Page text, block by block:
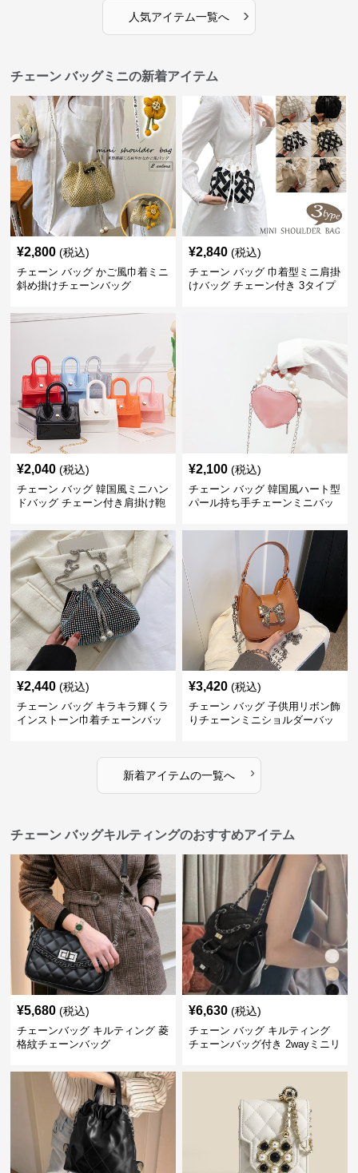
人気アイテム一覧へ ›
チェーン バッグミニの新着アイテム
¥2,800 (税込)
チェーン バッグ かご風巾着ミニ
斜め掛けチェーンバッグ
¥2,840 (税込)
チェーン バッグ 巾着型ミニ肩掛
けバッグ チェーン付き 3タイプ
¥2,040 (税込)
チェーン バッグ 韓国風ミニハン
ドバッグ チェーン付き肩掛け鞄
¥2,100 (税込)
チェーン バッグ 韓国風ハート型
パール持ち手チェーンミニバッ
¥2,440 (税込)
チェーン バッグ キラキラ輝くラ
インストーン巾着チェーンバッ
¥3,420 (税込)
チェーン バッグ 子供用リボン飾
りチェーンミニショルダーバッ
新着アイテムの一覧へ ›
チェーン バッグキルティングのおすすめアイテム
¥5,680 (税込)
チェーンバッグ キルティング 菱
格紋チェーンバッグ
¥6,630 (税込)
チェーン バッグ キルティング
チェーンバッグ付き 2wayミニリ